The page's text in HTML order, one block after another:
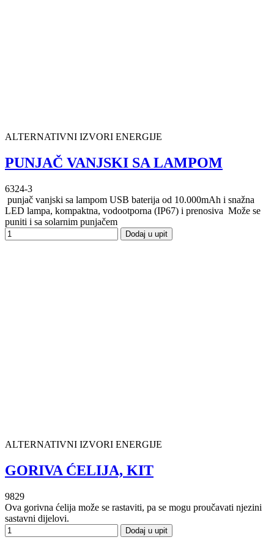
ALTERNATIVNI IZVORI ENERGIJE
PUNJAČ VANJSKI SA LAMPOM
6324-3
punjač vanjski sa lampom USB baterija od 10.000mAh i snažna
LED lampa, kompaktna, vodootporna (IP67) i prenosiva Može se
puniti i sa solarnim punjačem
Dodaj u upit
ALTERNATIVNI IZVORI ENERGIJE
GORIVA ĆELIJA, KIT
9829
Ova gorivna ćelija može se rastaviti, pa se mogu proučavati njezini
sastavni dijelovi.
Dodaj u upit